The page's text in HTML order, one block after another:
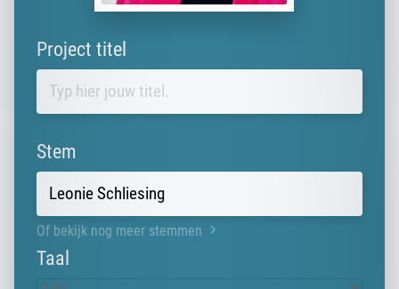
Project titel
Stem
Of bekijk nog meer stemmen
Taal